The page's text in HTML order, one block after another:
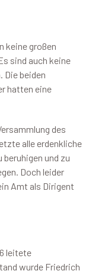
keine großen
sind auch keine
Die beiden
hatten eine
des
alle erdenkliche
und zu
Doch leider
Amt als Dirigent
leitete
wurde Friedrich